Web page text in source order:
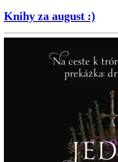
Knihy za august :)